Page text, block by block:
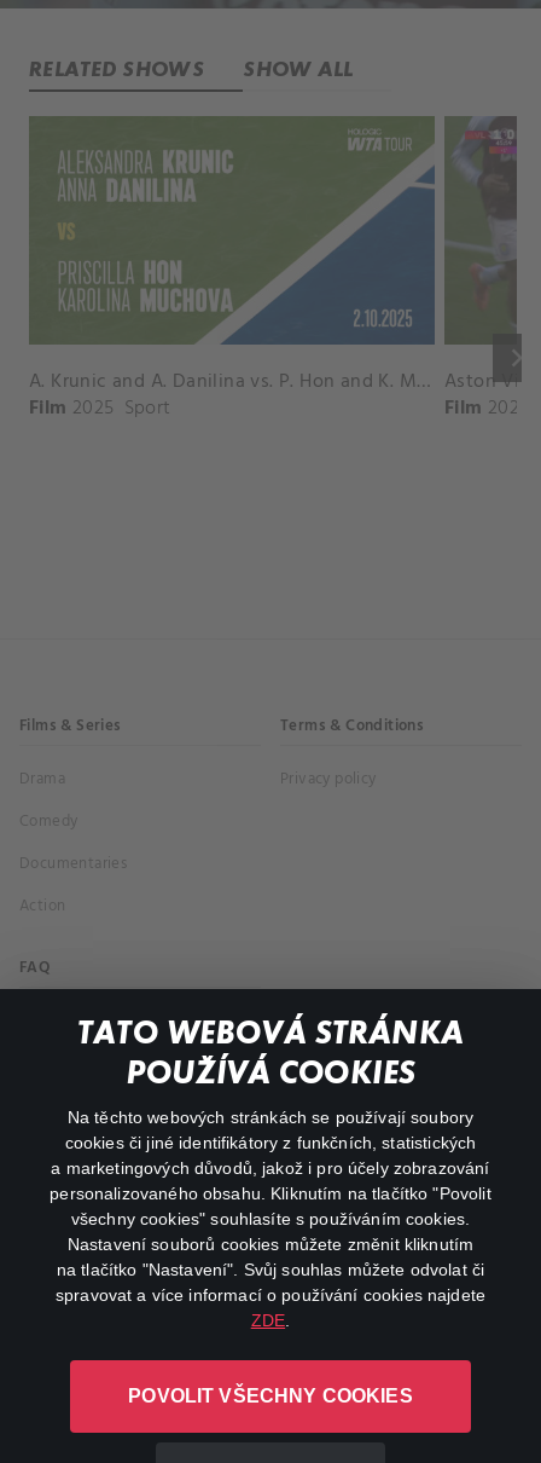
TATO WEBOVÁ STRÁNKA
POUŽÍVÁ COOKIES
Na těchto webových stránkách se používají soubory
cookies či jiné identifikátory z funkčních, statistických
a marketingových důvodů, jakož i pro účely zobrazování
personalizovaného obsahu. Kliknutím na tlačítko "Povolit
všechny cookies" souhlasíte s používáním cookies.
Nastavení souborů cookies můžete změnit kliknutím
na tlačítko "Nastavení". Svůj souhlas můžete odvolat či
spravovat a více informací o používání cookies najdete
ZDE
POVOLIT VŠECHNY COOKIES
RELATED SHOWS SHOW ALL
keyboard_arrow_right
A. Krunic and A. Danilina vs. P. Hon and K. Muchova Match Highlights - BEIJING_Capital Group Diamond ( October 02, 2025)
Film 2025 Sport Film 2026
Films & Series
Drama
Comedy
Documentaries
Action
Terms & Conditions
Privacy policy
FAQ
My profile
facebookinstagram
youtube
L-1246 Luxembourg R.C.S.